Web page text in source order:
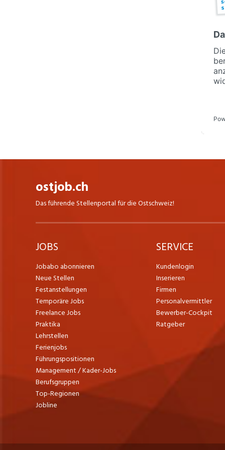
ostjob.ch
Das führende Stellenportal für die Ostschweiz!
JOBS
Jobabo abonnieren
Neue Stellen
Festanstellungen
Temporäre Jobs
Freelance Jobs
Praktika
Lehrstellen
Ferienjobs
Führungspositionen
Management / Kader-Jobs
Berufsgruppen
Top-Regionen
Jobline
SERVICE
Kundenlogin
Inserieren
Firmen
Personalvermittler
Bewerber-Cockpit
Ratgeber